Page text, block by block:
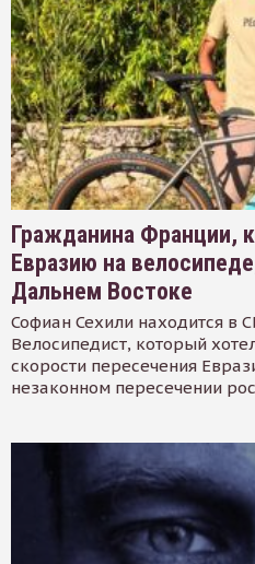
Гражданина Франции,
Евразию на
Дальнем Востоке
Софиан Сехили находится в
Велосипедист, который
скорости пересечения
незаконном пересечении